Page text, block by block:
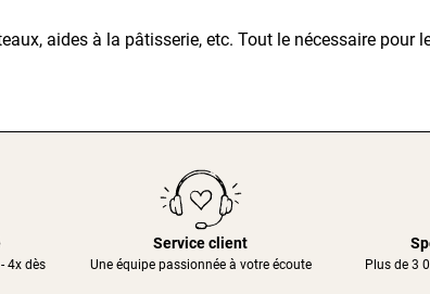
aides à la pâtisserie, etc. Tout le nécessaire pour
4x dès
Service client
Une équipe passionnée à votre écoute Plus de 3